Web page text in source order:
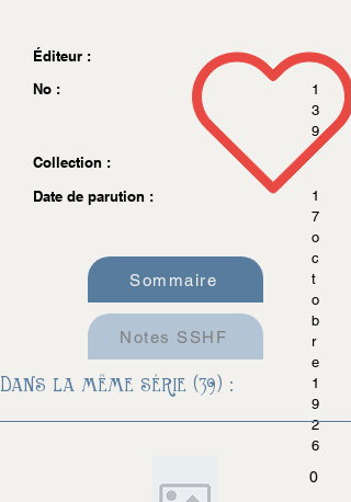
Éditeur :
No :
1
3
9
Collection :
Date de parution :
1
7
o
c
t
o
b
r
e
1
9
2
6
0
Sommaire
Notes SSHF
Dans la même série (39) :